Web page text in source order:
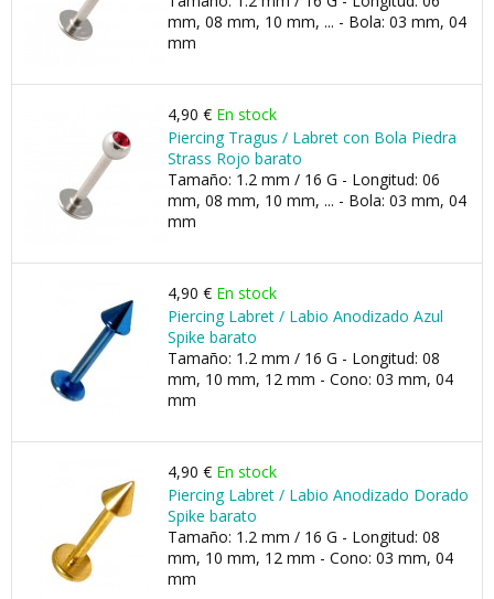
mm, 08 mm, 10 mm, ... - Bola: 03 mm, 04
mm
4,90 € En stock
Piercing Tragus / Labret con Bola Piedra
Strass Rojo barato
Tamaño: 1.2 mm / 16 G - Longitud: 06
mm, 08 mm, 10 mm, ... - Bola: 03 mm, 04
mm
4,90 € En stock
Piercing Labret / Labio Anodizado Azul
Spike barato
Tamaño: 1.2 mm / 16 G - Longitud: 08
mm, 10 mm, 12 mm - Cono: 03 mm, 04
mm
4,90 € En stock
Piercing Labret / Labio Anodizado Dorado
Spike barato
Tamaño: 1.2 mm / 16 G - Longitud: 08
mm, 10 mm, 12 mm - Cono: 03 mm, 04
mm